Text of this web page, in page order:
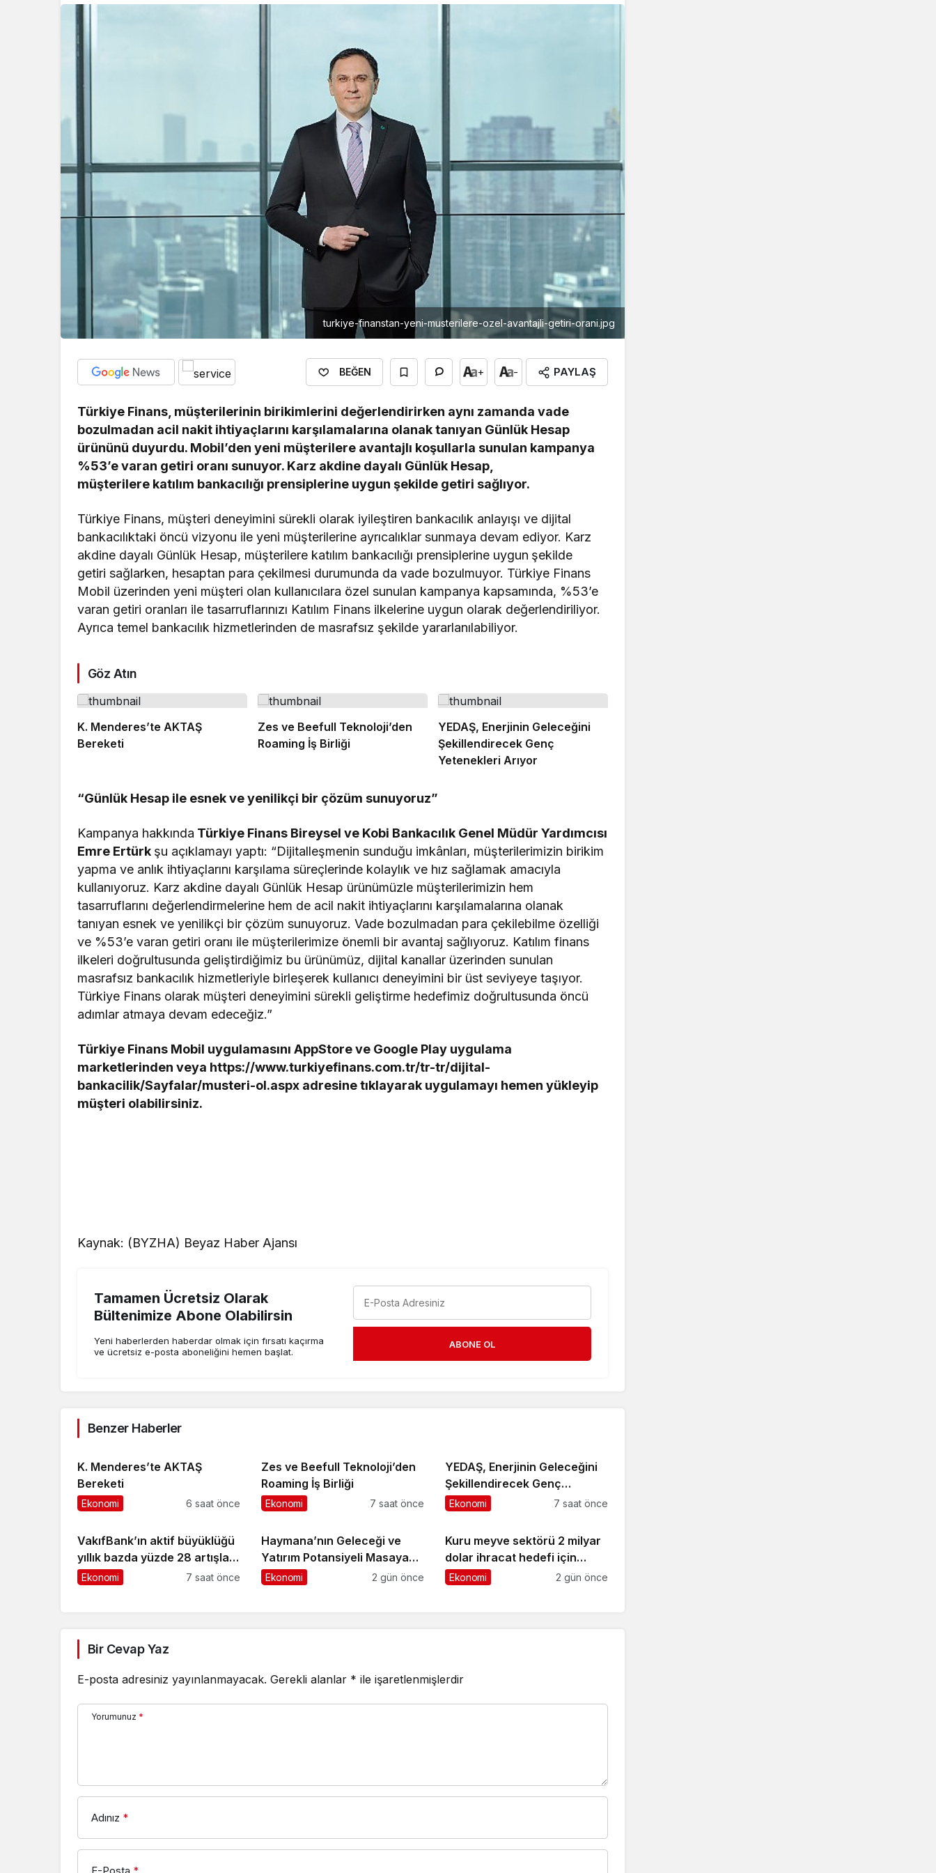
turkiye-finanstan-yeni-musterilere-ozel-avantajli-getiri-orani.jpg
BEĞEN + - PAYLAŞ
Türkiye Finans, müşterilerinin birikimlerini değerlendirirken aynı zamanda vade
bozulmadan acil nakit ihtiyaçlarını karşılamalarına olanak tanıyan Günlük Hesap
ürününü duyurdu. Mobil’den yeni müşterilere avantajlı koşullarla sunulan kampanya
%53’e varan getiri oranı sunuyor. Karz akdine dayalı Günlük Hesap,
müşterilere katılım bankacılığı prensiplerine uygun şekilde getiri sağlıyor.
Türkiye Finans, müşteri deneyimini sürekli olarak iyileştiren bankacılık anlayışı ve dijital
bankacılıktaki öncü vizyonu ile yeni müşterilerine ayrıcalıklar sunmaya devam ediyor. Karz
akdine dayalı Günlük Hesap, müşterilere katılım bankacılığı prensiplerine uygun şekilde
getiri sağlarken, hesaptan para çekilmesi durumunda da vade bozulmuyor. Türkiye Finans
Mobil üzerinden yeni müşteri olan kullanıcılara özel sunulan kampanya kapsamında, %53’e
varan getiri oranları ile tasarruflarınızı Katılım Finans ilkelerine uygun olarak değerlendiriliyor.
Ayrıca temel bankacılık hizmetlerinden de masrafsız şekilde yararlanılabiliyor.
Göz Atın
K. Menderes’te AKTAŞ
Bereketi
Zes ve Beefull Teknoloji’den
Roaming İş Birliği
YEDAŞ, Enerjinin Geleceğini
Şekillendirecek Genç
Yetenekleri Arıyor
“Günlük Hesap ile esnek ve yenilikçi bir çözüm sunuyoruz”
Kampanya hakkında Türkiye Finans Bireysel ve Kobi Bankacılık Genel Müdür Yardımcısı
Emre Ertürk şu açıklamayı yaptı: “Dijitalleşmenin sunduğu imkânları, müşterilerimizin birikim
yapma ve anlık ihtiyaçlarını karşılama süreçlerinde kolaylık ve hız sağlamak amacıyla
kullanıyoruz. Karz akdine dayalı Günlük Hesap ürünümüzle müşterilerimizin hem
tasarruflarını değerlendirmelerine hem de acil nakit ihtiyaçlarını karşılamalarına olanak
tanıyan esnek ve yenilikçi bir çözüm sunuyoruz. Vade bozulmadan para çekilebilme özelliği
ve %53’e varan getiri oranı ile müşterilerimize önemli bir avantaj sağlıyoruz. Katılım finans
ilkeleri doğrultusunda geliştirdiğimiz bu ürünümüz, dijital kanallar üzerinden sunulan
masrafsız bankacılık hizmetleriyle birleşerek kullanıcı deneyimini bir üst seviyeye taşıyor.
Türkiye Finans olarak müşteri deneyimini sürekli geliştirme hedefimiz doğrultusunda öncü
adımlar atmaya devam edeceğiz.”
Türkiye Finans Mobil uygulamasını AppStore ve Google Play uygulama
marketlerinden veya https://www.turkiyefinans.com.tr/tr-tr/dijital-
bankacilik/Sayfalar/musteri-ol.aspx adresine tıklayarak uygulamayı hemen yükleyip
müşteri olabilirsiniz.
Kaynak: (BYZHA) Beyaz Haber Ajansı
Tamamen Ücretsiz Olarak
Bültenimize Abone Olabilirsin
Yeni haberlerden haberdar olmak için fırsatı kaçırma
ve ücretsiz e-posta aboneliğini hemen başlat.
ABONE OL
Benzer Haberler
K. Menderes’te AKTAŞ
Bereketi
Ekonomi 6 saat önce
Zes ve Beefull Teknoloji’den
Roaming İş Birliği
Ekonomi 7 saat önce
YEDAŞ, Enerjinin Geleceğini
Şekillendirecek Genç
Yetenekleri Arıyor
Ekonomi 7 saat önce
VakıfBank’ın aktif büyüklüğü
yıllık bazda yüzde 28 artışla
5,8 trilyon TL’yi aştı
Ekonomi 7 saat önce
Haymana’nın Geleceği ve
Yatırım Potansiyeli Masaya
Yatırıldı
Ekonomi 2 gün önce
Kuru meyve sektörü 2 milyar
dolar ihracat hedefi için
Ankara’dan destek istedi
Ekonomi 2 gün önce
Bir Cevap Yaz
E-posta adresiniz yayınlanmayacak. Gerekli alanlar * ile işaretlenmişlerdir
Yorumunuz *
Adınız *